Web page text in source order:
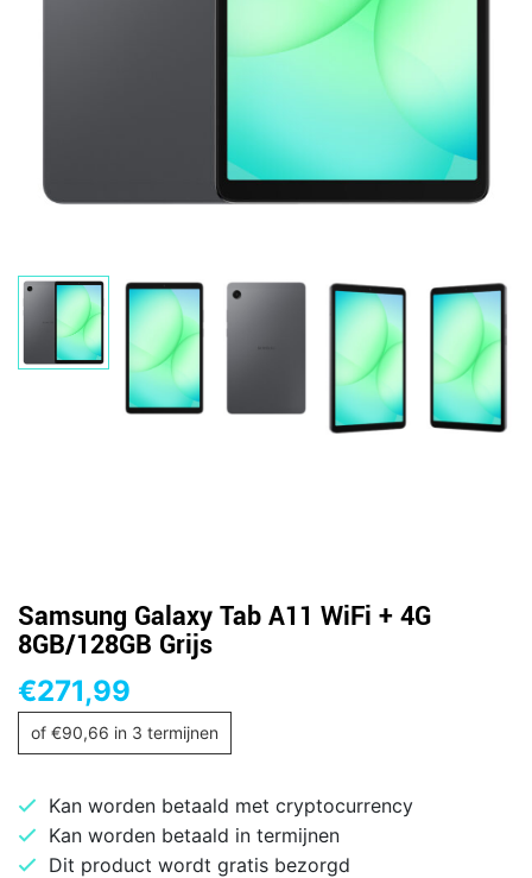
Samsung Galaxy Tab A11 WiFi + 4G
8GB/128GB Grijs
€271,99
of €90,66 in 3 termijnen
Kan worden betaald met cryptocurrency
Kan worden betaald in termijnen
Dit product wordt gratis bezorgd